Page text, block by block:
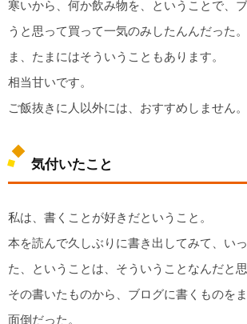
寒いから、何か飲み物を、ということで、
うと思って買って一気のみしたんんだった。
ま、たまにはそういうこともあります。
相当甘いです。
ご飯抜きに人以外には、おすすめしません。
気付いたこと
私は、書くことが好きだということ。
本を読んで久しぶりに書き出してみて、い
た、ということは、そういうことなんだと思
その書いたものから、ブログに書くものを
面倒だった。